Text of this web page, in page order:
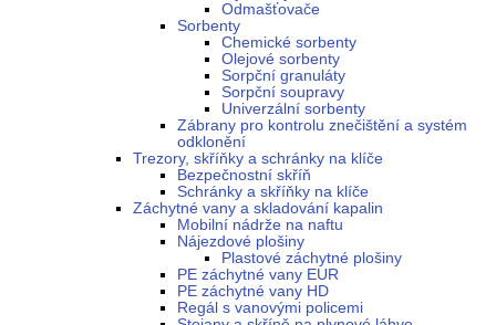
Odmašťovače
Sorbenty
Chemické sorbenty
Olejové sorbenty
Sorpční granuláty
Sorpční soupravy
Univerzální sorbenty
Zábrany pro kontrolu znečištění a systém
odklonění
Trezory, skříňky a schránky na klíče
Bezpečnostní skříň
Schránky a skříňky na klíče
Záchytné vany a skladování kapalin
Mobilní nádrže na naftu
Nájezdové plošiny
Plastové záchytné plošiny
PE záchytné vany EUR
PE záchytné vany HD
Regál s vanovými policemi